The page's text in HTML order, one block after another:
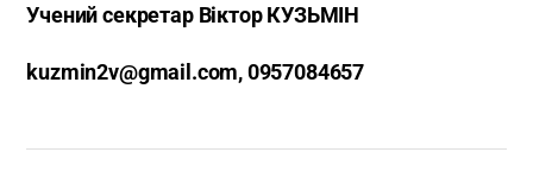
Учений секретар Віктор КУЗЬМІН
kuzmin2v@gmail.com, 0957084657